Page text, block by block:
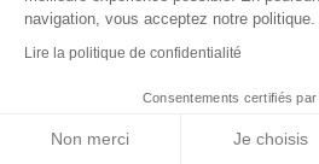
Boîte à outils
Les garanties des
navigation, vous acceptez notre politique.
Lire la politique de confidentialité
Consentements certifiés par
Non merci Je choisis